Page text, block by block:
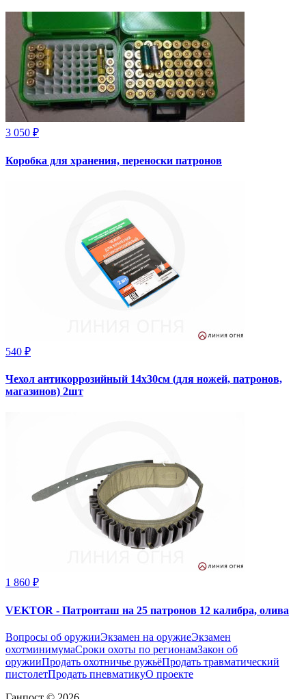
3 050 ₽
Коробка для хранения, переноски патронов
540 ₽
Чехол антикоррозийный 14х30см (для ножей, патронов,
магазинов) 2шт
1 860 ₽
VEKTOR - Патронташ на 25 патронов 12 калибра, олива
Вопросы об оружииЭкзамен на оружиеЭкзамен
охотминимумаСроки охоты по регионамЗакон об
оружииПродать охотничье ружьёПродать травматический
пистолетПродать пневматикуО проекте